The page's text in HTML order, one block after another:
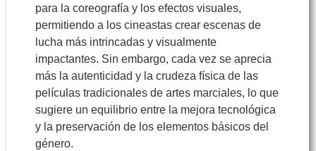
para la coreografía y los efectos visuales,
permitiendo a los cineastas crear escenas de
lucha más intrincadas y visualmente
impactantes. Sin embargo, cada vez se aprecia
más la autenticidad y la crudeza física de las
películas tradicionales de artes marciales, lo que
sugiere un equilibrio entre la mejora tecnológica
y la preservación de los elementos básicos del
género.